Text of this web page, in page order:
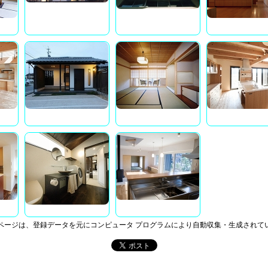
ジは、登録データを元にコンピュータ プログラムにより自動収集・生成されて